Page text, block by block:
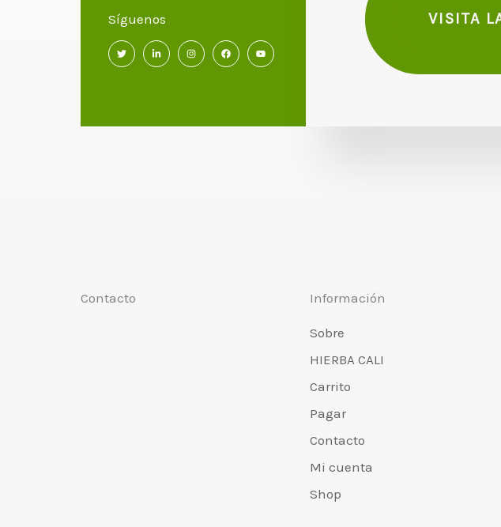
Síguenos VISITA
Contacto Información
Sobre
HIERBA CALI
Carrito
Pagar
Contacto
Mi cuenta
Shop